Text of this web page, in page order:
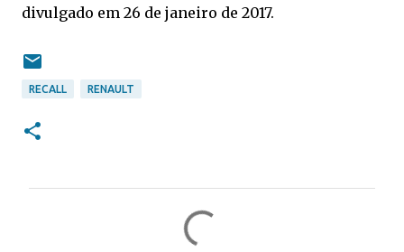
divulgado em 26 de janeiro de 2017.
RECALL RENAULT